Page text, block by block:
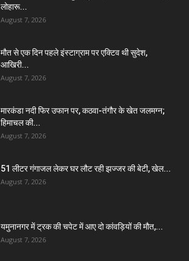
लोहारू...
August 7, 2026
मौत से एक दिन पहले इंस्टाग्राम पर एक्टिव थी सुदेश,
आखिरी...
August 7, 2026
मारकंडा नदी फिर उफान पर, कठवा-तंगौर के खेत जलमग्न;
हिमाचल की...
August 7, 2026
51 लीटर गंगाजल लेकर घर लौट रही झज्जर की बेटी, खेल...
August 7, 2026
यमुनानगर में ट्रक की चपेट में आए दो कांवड़ियों की मौत,...
August 7, 2026